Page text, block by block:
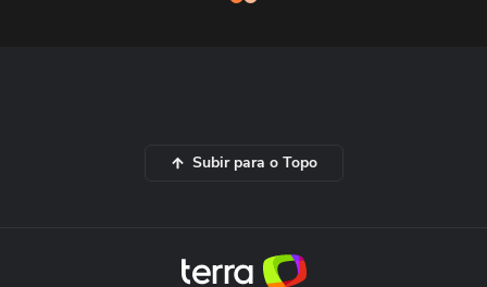
Subir para o Topo